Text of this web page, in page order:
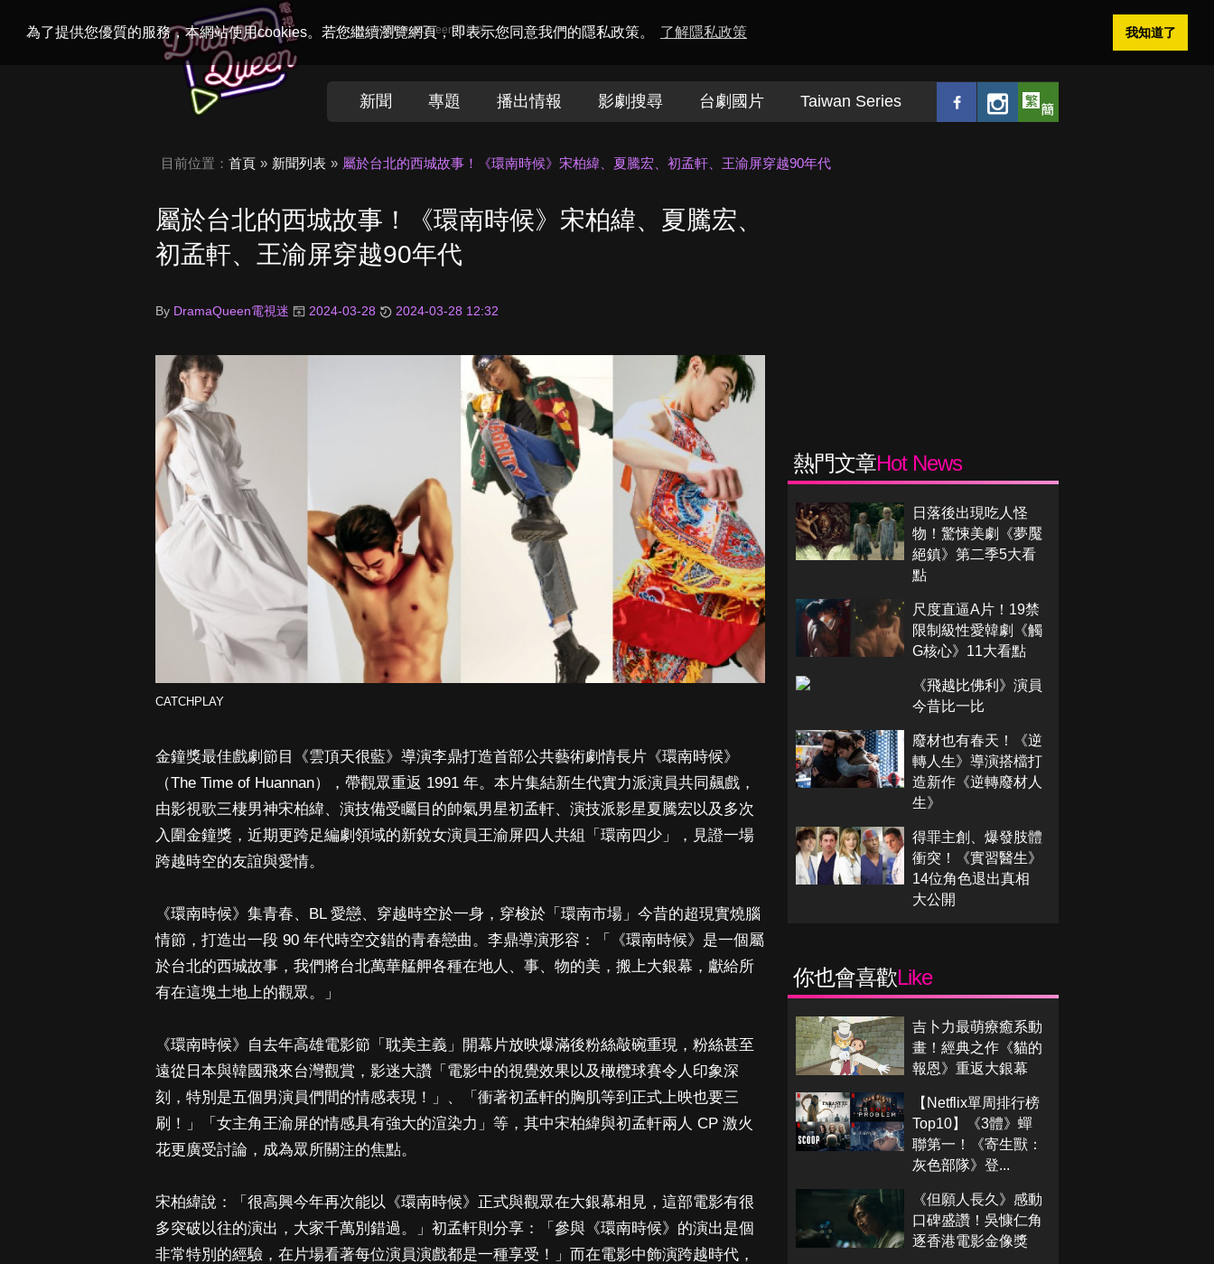
為了提供您優質的服務，本網站使用cookies。若您繼續瀏覽網頁，即表示您同意我們的隱私政策。 了解隱私政策 我知道了
Welcome toDramaQueen電視迷
新聞 專題 播出情報 影劇搜尋 台劇國片 Taiwan Series
目前位置： 首頁 新聞列表 屬於台北的西城故事！《環南時候》宋柏緯、夏騰宏、初孟軒、王渝屏穿越90年代
屬於台北的西城故事！《環南時候》宋柏緯、夏騰宏、
初孟軒、王渝屏穿越90年代
By DramaQueen電視迷 2024-03-28 2024-03-28 12:32
CATCHPLAY
金鐘獎最佳戲劇節目《雲頂天很藍》導演李鼎打造首部公共藝術劇情長片《環南時候》
（The Time of Huannan），帶觀眾重返 1991 年。本片集結新生代實力派演員共同飆戲，
由影視歌三棲男神宋柏緯、演技備受矚目的帥氣男星初孟軒、演技派影星夏騰宏以及多次
入圍金鐘獎，近期更跨足編劇領域的新銳女演員王渝屏四人共組「環南四少」，見證一場
跨越時空的友誼與愛情。
《環南時候》集青春、BL 愛戀、穿越時空於一身，穿梭於「環南市場」今昔的超現實燒腦
情節，打造出一段 90 年代時空交錯的青春戀曲。李鼎導演形容：「《環南時候》是一個屬
於台北的西城故事，我們將台北萬華艋舺各種在地人、事、物的美，搬上大銀幕，獻給所
有在這塊土地上的觀眾。」
《環南時候》自去年高雄電影節「耽美主義」開幕片放映爆滿後粉絲敲碗重現，粉絲甚至
遠從日本與韓國飛來台灣觀賞，影迷大讚「電影中的視覺效果以及橄欖球賽令人印象深
刻，特別是五個男演員們間的情感表現！」、「衝著初孟軒的胸肌等到正式上映也要三
刷！」「女主角王渝屏的情感具有強大的渲染力」等，其中宋柏緯與初孟軒兩人 CP 激火
花更廣受討論，成為眾所關注的焦點。
宋柏緯說：「很高興今年再次能以《環南時候》正式與觀眾在大銀幕相見，這部電影有很
多突破以往的演出，大家千萬別錯過。」初孟軒則分享：「參與《環南時候》的演出是個
非常特別的經驗，在片場看著每位演員演戲都是一種享受！」而在電影中飾演跨越時代，
熱門文章Hot News
日落後出現吃人怪
物！驚悚美劇《夢魘
絕鎮》第二季5大看
點
尺度直逼A片！19禁
限制級性愛韓劇《觸
G核心》11大看點
《飛越比佛利》演員
今昔比一比
廢材也有春天！《逆
轉人生》導演搭檔打
造新作《逆轉廢材人
生》
得罪主創、爆發肢體
衝突！《實習醫生》
14位角色退出真相
大公開
你也會喜歡Like
吉卜力最萌療癒系動
畫！經典之作《貓的
報恩》重返大銀幕
【Netflix單周排行榜
Top10】《3體》蟬
聯第一！《寄生獸：
灰色部隊》登...
《但願人長久》感動
口碑盛讚！吳慷仁角
逐香港電影金像獎